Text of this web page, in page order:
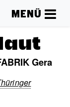
MENÜ
Gera